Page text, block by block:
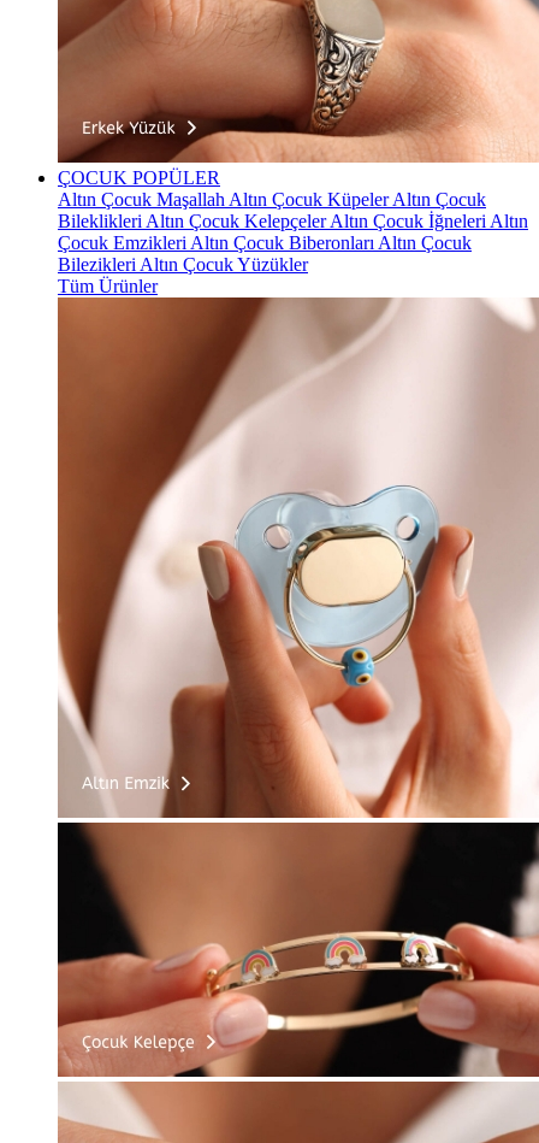
ÇOCUK POPÜLER
Altın Çocuk Maşallah Altın Çocuk KüpelerAltın Çocuk
Bileklikleri Altın Çocuk KelepçelerAltın Çocuk İğneleri Altın
Çocuk Emzikleri Altın Çocuk Biberonları Altın Çocuk
Bilezikleri Altın Çocuk Yüzükler
Tüm Ürünler